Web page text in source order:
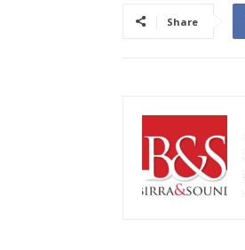
Share